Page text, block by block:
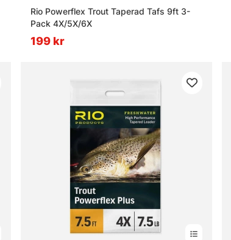
Rio Powerflex Trout Taperad Tafs 9ft 3-
Pack 4X/5X/6X
199 kr